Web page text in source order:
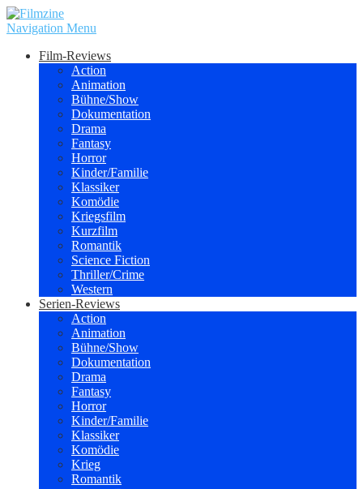
Navigation Menu
Film-Reviews
Action
Animation
Bühne/Show
Dokumentation
Drama
Fantasy
Horror
Kinder/Familie
Klassiker
Komödie
Kriegsfilm
Kurzfilm
Romantik
Science Fiction
Thriller/Crime
Western
Serien-Reviews
Action
Animation
Bühne/Show
Dokumentation
Drama
Fantasy
Horror
Kinder/Familie
Klassiker
Komödie
Krieg
Romantik